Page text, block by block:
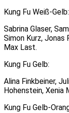
Kung Fu Weiß-Gelb:
Sabrina Glaser,
Simon Kurz, Jonas
Max Last.
Kung Fu Gelb:
Alina Finkbeiner,
Hohenstein, Xenia
Kung Fu Gelb-